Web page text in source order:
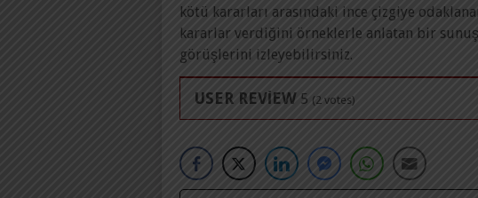
kötü kararları arasındaki ince çizgiye
kararlar verdiğini örneklerle anlatan bir sunuş
görüşlerini izleyebilirsiniz.
USER REVIEW 5 (2 votes)